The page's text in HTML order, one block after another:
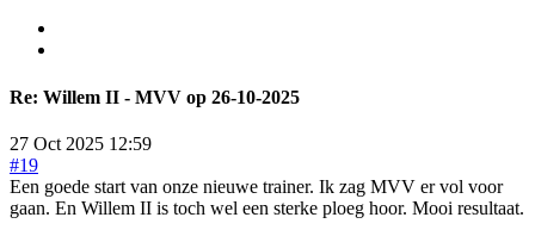
Re: Willem II - MVV op 26-10-2025
27 Oct 2025 12:59
#19
Een goede start van onze nieuwe trainer. Ik zag MVV er vol voor
gaan. En Willem II is toch wel een sterke ploeg hoor. Mooi resultaat.